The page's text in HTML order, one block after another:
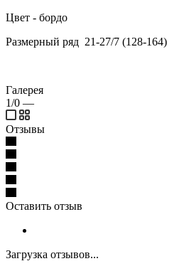
Цвет - бордо
Размерный ряд 21-27/7 (128-164)
Галерея
1/0 —
Отзывы
Оставить отзыв
Загрузка отзывов...